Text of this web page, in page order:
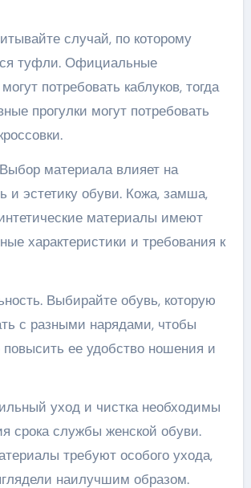
случай, по которому
туфли. Официальные
потребовать каблуков, тогда
прогулки могут потребовать
материала влияет на
и эстетику обуви. Кожа, замша,
материалы имеют
характеристики и требования к
Выбирайте обувь, которую
с разными нарядами, чтобы
ее удобство ношения и
уход и чистка необходимы
срока службы женской обуви.
требуют особого ухода,
наилучшим образом.